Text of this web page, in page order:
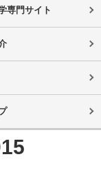
専門サイト